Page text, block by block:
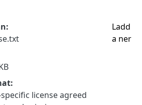
license agreed
Ladd
a ner